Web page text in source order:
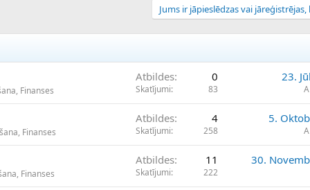
Jums ir jāpieslēdzas vai
Finanses
Atbildes 0
Skatījumi 83
23.
Finanses
Atbildes 4
Skatījumi 258
5.
Finanses
Atbildes 11
Skatījumi 222
30.